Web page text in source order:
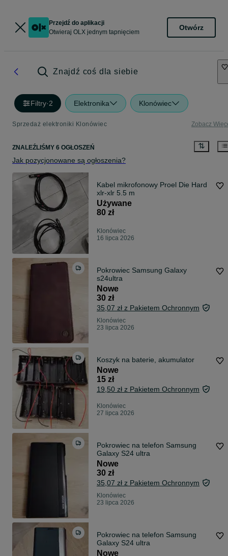
Przejdź do aplikacji
Otwieraj OLX jednym tapnięciem
Otwórz
Znajdź coś dla siebie
Filtry·2 Elektronika Klonówiec
Sprzedaż elektroniki Klonówiec Zobacz
ZNALEŹLIŚMY 6 OGŁOSZEŃ
Jak pozycjonowane są ogłoszenia?
Kabel mikrofonowy Proel Die Hard
xlr-xlr 5.5 m
Używane
80 zł
Klonówiec
16 lipca 2026
Pokrowiec Samsung Galaxy
s24ultra
Nowe
30 zł
35,07 zł z Pakietem Ochronnym
Klonówiec
23 lipca 2026
Koszyk na baterie, akumulator
Nowe
15 zł
19,50 zł z Pakietem Ochronnym
Klonówiec
27 lipca 2026
Pokrowiec na telefon Samsung
Galaxy S24 ultra
Nowe
30 zł
35,07 zł z Pakietem Ochronnym
Klonówiec
23 lipca 2026
Pokrowiec na telefon Samsung
Galaxy S24 ultra
Nowe